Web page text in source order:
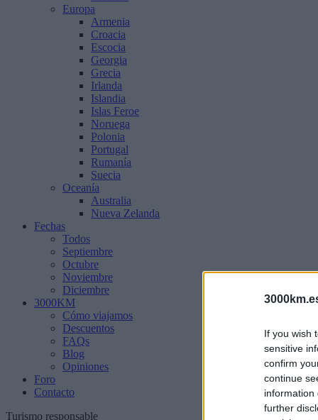
If you wish
sensitive
confirm
continue
information
further
Europa
Armenia
Croacia
Escocia
Georgia
Grecia
Irlanda
Islandia
Islas Feroe
Noruega
Polonia
Portugal
Rumanía
Suecia
Oceanía
Australia
Nueva Zelanda
Fechas
Todos
Septiembre
Octubre
Noviembre
Diciembre
3000KM
Cómo viajamos
Descuentos
FAQs
Blog
Opiniones
Foro
Contacto
Turismo responsable